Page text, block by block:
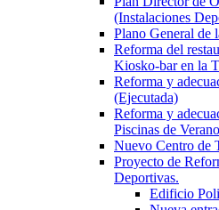
(Instalaciones
Plano General de
Reforma del
Kiosko-bar en la
Reforma y
(Ejecutada)
Reforma y
Piscinas de
Nuevo Centro de
Proyecto de
Deportivas.
Edificio